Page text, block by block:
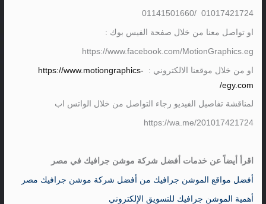
01017421724 /01141501660
او تواصل معنا من خلال صفحة الفيس بوك :
https://www.facebook.com/MotionGraphics.eg
او من خلال موقعنا الالكتروني : https://www.motiongraphics-
egy.com/
لمناقشة تفاصيل الفيديو رجاء التواصل من خلال الواتس اب
https://wa.me/201017421724
اقرأ أيضاً عن خدمات أفضل شركة موشن جرافيك في مصر
أفضل مواقع الموشن جرافيك من أفضل شركة موشن جرافيك مصر
أهمية الموشن جرافيك للتسويق الإلكتروني